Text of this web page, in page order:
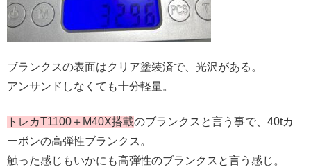
ブランクスの表面はクリア塗装済で、光沢がある。
アンサンドしなくても十分軽量。
トレカT1100＋M40X搭載のブランクスと言う事で、40tカ
ーボンの高弾性ブランクス。
触った感じもいかにも高弾性のブランクスと言う感じ。